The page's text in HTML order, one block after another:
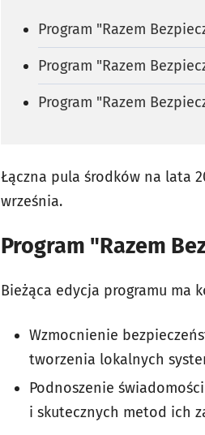
Program "Razem
Program "Razem
Program "Razem
Łączna pula środków na lata
września.
Program "Razem
Bieżąca edycja programu ma
Wzmocnienie
tworzenia lokalnych
Podnoszenie
i skutecznych metod ich